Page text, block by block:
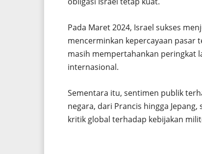
Pada Maret 2024, Israel sukses
mencerminkan kepercayaan pasar
masih mempertahankan peringkat
internasional.
Sementara itu, sentimen publik
negara, dari Prancis hingga
kritik global terhadap kebijakan